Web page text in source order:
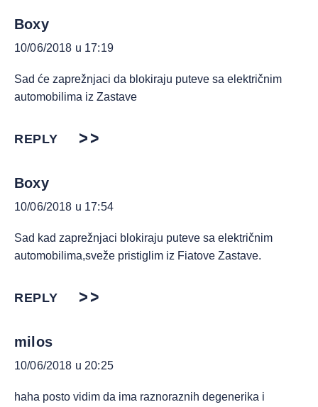
Boxy
10/06/2018 u 17:19
Sad će zaprežnjaci da blokiraju puteve sa električnim
automobilima iz Zastave
REPLY
Boxy
10/06/2018 u 17:54
Sad kad zaprežnjaci blokiraju puteve sa električnim
automobilima,sveže pristiglim iz Fiatove Zastave.
REPLY
milos
10/06/2018 u 20:25
haha posto vidim da ima raznoraznih degenerika i